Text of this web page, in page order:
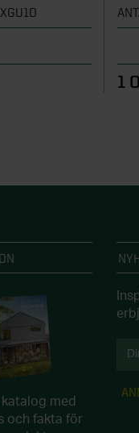
1
med
och fakta för